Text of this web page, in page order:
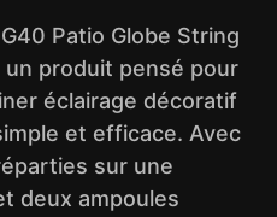
Patio Globe String
produit pensé pour
éclairage décoratif
et efficace. Avec
sur une
deux ampoules